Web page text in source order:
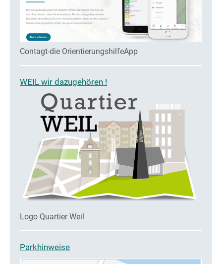
Contagt-die OrientierungshilfeApp
WEIL wir dazugehören !
Logo Quartier Weil
Parkhinweise